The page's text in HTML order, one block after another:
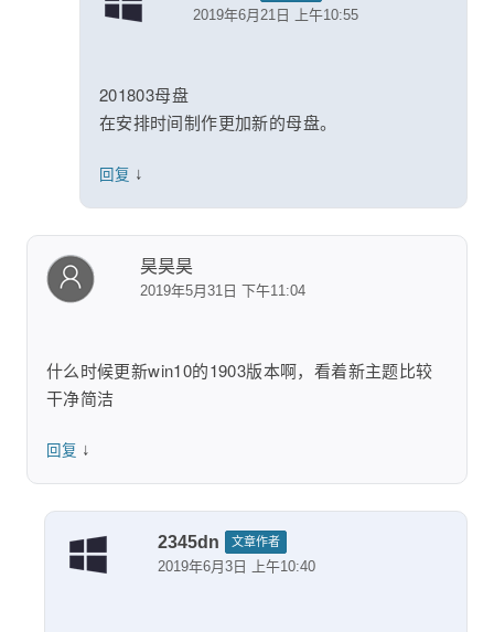
2019年6月21日 上午10:55
201803母盘
在安排时间制作更加新的母盘。
回复 ↓
昊昊昊
2019年5月31日 下午11:04
什么时候更新win10的1903版本啊，看着新主题比较
干净简洁
回复 ↓
2345dn 文章作者
2019年6月3日 上午10:40